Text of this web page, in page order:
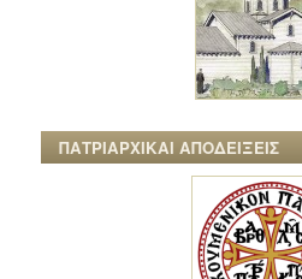
ΠΑΤΡΙΑΡΧΙΚΑΙ ΑΠΟΔΕΙΞΕΙΣ